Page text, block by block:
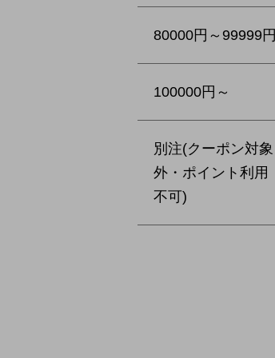
80000円～99999円
100000円～
別注(クーポン対象
外・ポイント利用
不可)